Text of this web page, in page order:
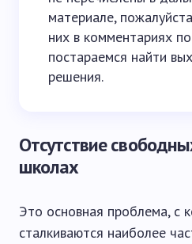
материале,
них в комментариях
постараемся найти
решения.
Отсутствие
школах
Это основная проблема, с
сталкиваются наиболее